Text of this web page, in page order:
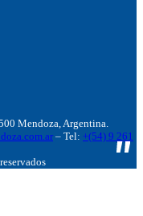
Mendoza, Argentina.
– Tel: +(54) 9 261